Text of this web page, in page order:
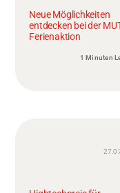
Neue Möglichkeiten
entdecken bei der
Ferienaktion
1 Minuten